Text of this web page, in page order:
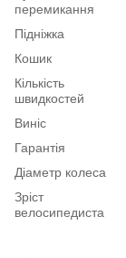
перемикання
Підніжка
Кошик
Кількість
швидкостей
Виніс
Гарантія
Діаметр колеса
Зріст
велосипедиста